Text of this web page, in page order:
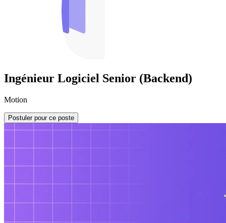
Ingénieur Logiciel Senior (Backend)
Motion
Postuler pour ce poste